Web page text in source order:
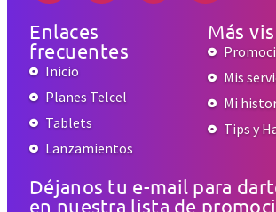
Enlaces
frecuentes
Inicio
Planes Telcel
Tablets
Lanzamientos
Más
Mis
Mi
Tips y
Déjanos tu e-mail para
en nuestra lista de